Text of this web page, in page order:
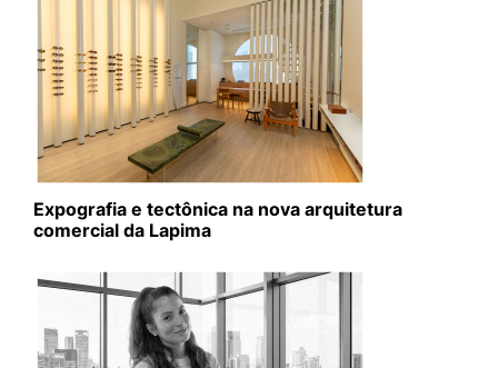
Expografia e tectônica na nova arquitetura
comercial da Lapima